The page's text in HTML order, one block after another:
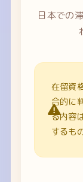
日本での
在留資
合的に
る内容
するも